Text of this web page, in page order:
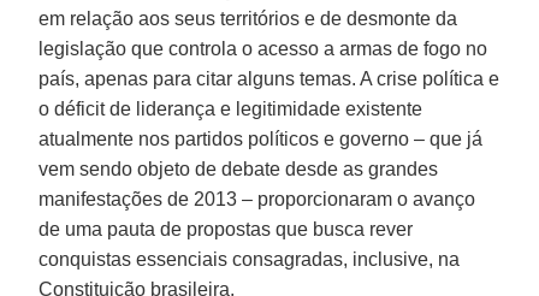
em relação aos seus territórios e de desmonte da
legislação que controla o acesso a armas de fogo no
país, apenas para citar alguns temas. A crise política e
o déficit de liderança e legitimidade existente
atualmente nos partidos políticos e governo – que já
vem sendo objeto de debate desde as grandes
manifestações de 2013 – proporcionaram o avanço
de uma pauta de propostas que busca rever
conquistas essenciais consagradas, inclusive, na
Constituição brasileira.